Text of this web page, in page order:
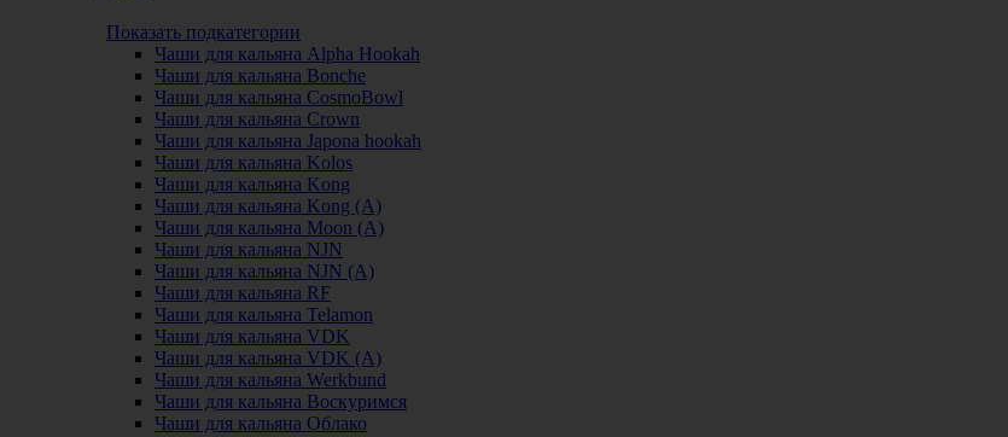
Показать подкатегории
Чаши для кальяна Alpha Hookah
Чаши для кальяна Bonche
Чаши для кальяна CosmoBowl
Чаши для кальяна Crown
Чаши для кальяна Japona hookah
Чаши для кальяна Kolos
Чаши для кальяна Kong
Чаши для кальяна Kong (A)
Чаши для кальяна Moon (А)
Чаши для кальяна NJN
Чаши для кальяна NJN (А)
Чаши для кальяна RF
Чаши для кальяна Telamon
Чаши для кальяна VDK
Чаши для кальяна VDK (А)
Чаши для кальяна Werkbund
Чаши для кальяна Воскуримся
Чаши для кальяна Облако